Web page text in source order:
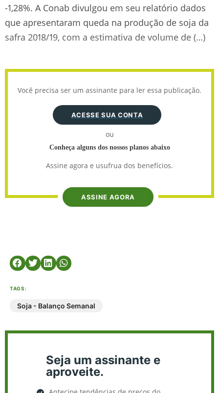
-1,28%. A Conab divulgou em seu relatório dados
que apresentaram queda na produção de soja da
safra 2018/19, com a estimativa de volume de (…)
Você precisa ser um assinante para ler essa publicação.
ACESSE SUA CONTA
ou
Conheça alguns dos nossos planos abaixo
Assine agora e usufrua dos benefícios.
ASSINE AGORA
TAGS:
Soja - Balanço Semanal
Seja um assinante e
aproveite.